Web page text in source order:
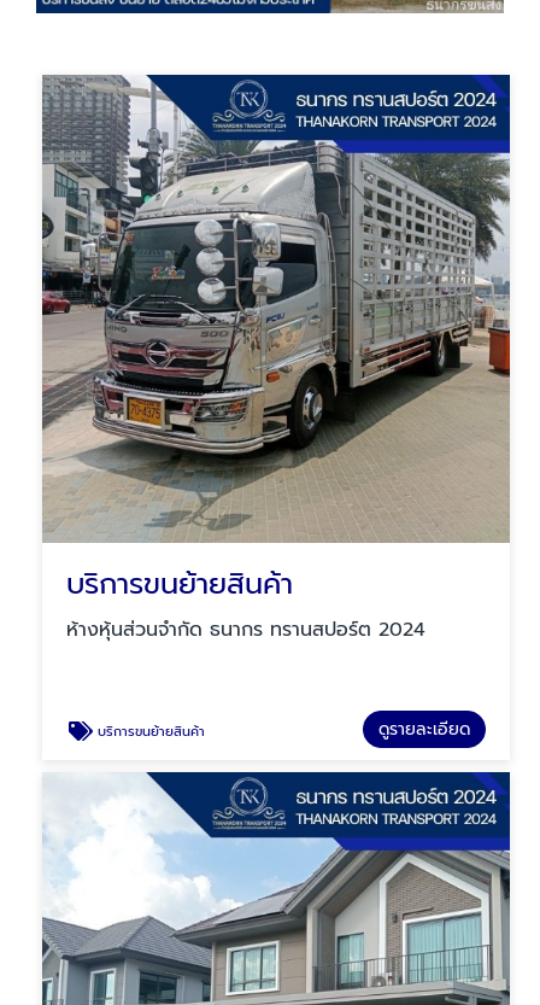
บริการขนย้ายสินค้า
ห้างหุ้นส่วนจำกัด ธนากร ทรานสปอร์ต 2024
บริการขนย้ายสินค้า ดูรายละเอียด